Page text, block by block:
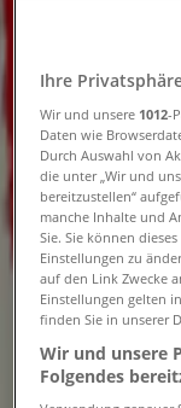
Andere
Ihrer Stadt
Schneller
Kategorie:
Wir sind gerade
veröffentlichen
Ihre
Wir und unsere 1012-
Daten wie
Durch Auswahl von
die unter „Wir und
bereitzustellen“
manche Inhalte und
Sie. Sie können
Einstellungen zu
auf den Link Zwecke
Einstellungen gelten
finden Sie in unserer
Wir und unsere
Folgendes